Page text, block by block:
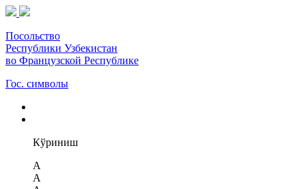
Посольство
Республики Узбекистан
во Французской Республике
Гос. символы
Кўриниш
A
A